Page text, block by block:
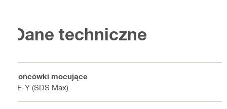
Dane techniczne
Końcówki mocujące
TE-Y (SDS Max)